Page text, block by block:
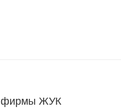
фирмы ЖУК